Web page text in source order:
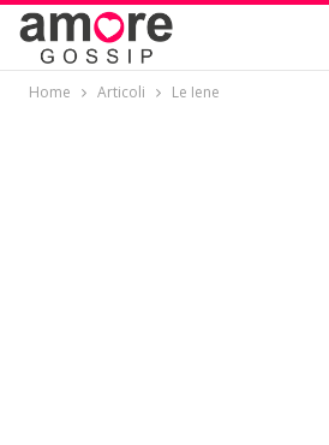
Home Articoli Le Iene